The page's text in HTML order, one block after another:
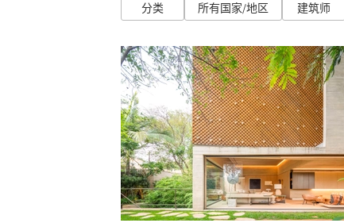
分类 所有国家/地区 建筑师